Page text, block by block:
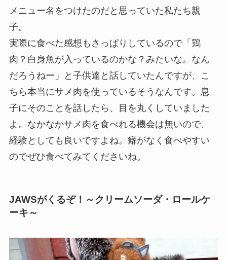
メニュー名をつけたのだと思っていた私たち親
子。
実際に食べた感想もさっぱりしているので「鶏
肉？白身魚が入っているのかな？みたいな。なん
だろうねー」と子供達と話していたんですが、こ
ちら本当にサメ肉を使っているそうなんです。息
子にそのことを話したら、目を丸くしていました
よ。なかなかサメ肉を食べれる機会は無いので、
経験としても良いですよね。癖がなく食べやすい
のでぜひ食べてみてくださいね。
JAWSがくるぞ！～クリームソーダ・ロールケ
ーキ～